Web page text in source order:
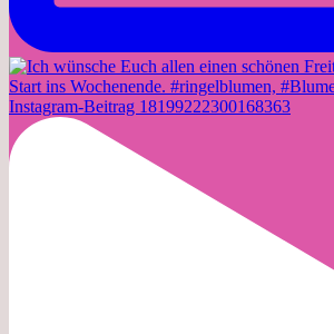
Instagram-Beitrag 18199222300168363